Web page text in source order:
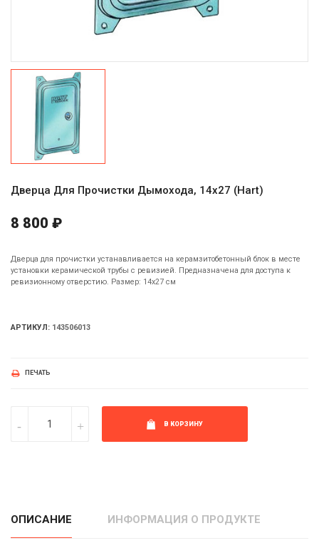
Дверца Для Прочистки Дымохода, 14х27 (Hart)
8 800 ₽
Дверца для прочистки устанавливается на керамзитобетонный блок в месте
установки керамической трубы с ревизией. Предназначена для доступа к
ревизионному отверстию. Размер: 14х27 см
АРТИКУЛ: 143506013
ПЕЧАТЬ
В КОРЗИНУ
ОПИСАНИЕ ИНФОРМАЦИЯ О ПРОДУКТЕ